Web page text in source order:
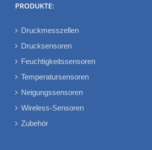
PRODUKTE:
Druckmesszellen
Drucksensoren
Feuchtigkeitssensoren
Temperatursensoren
Neigungssensoren
Wireless-Sensoren
Zubehör